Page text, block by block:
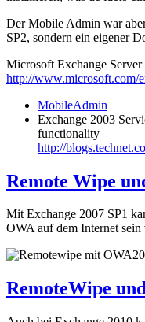
Der Mobile Admin war
SP2, sondern ein eigener
Microsoft Exchange
http://www.microsoft.com/
MobileAdmin
Exchange 2003
functionality
http://
Remote Wipe
Mit Exchange 2007 SP1
OWA auf dem Internet sein
RemoteWipe